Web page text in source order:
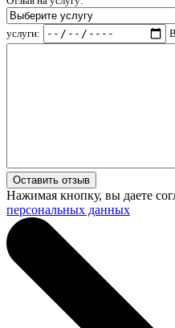
услуги:
Нажимая кнопку, вы даете
персональных данных